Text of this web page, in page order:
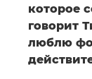
которое
говорит
люблю